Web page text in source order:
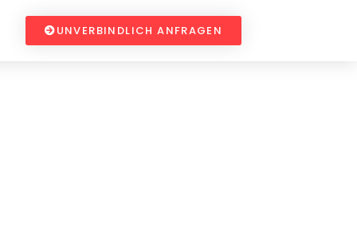
UNVERBINDLICH ANFRAGEN